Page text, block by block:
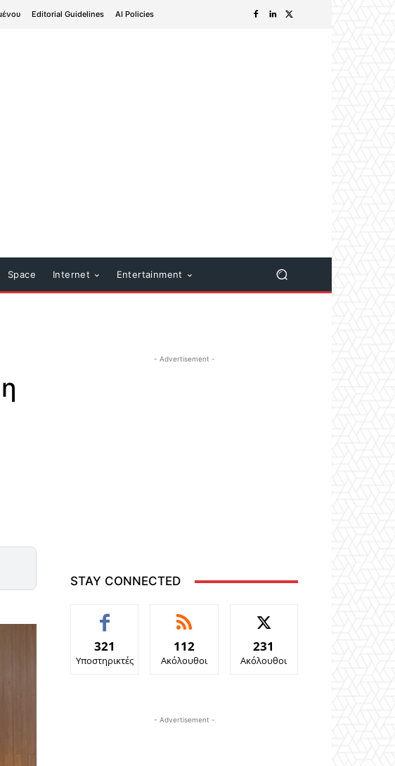
Editorial Guidelines AI Policies
Space Internet Entertainment
- Advertisement -
STAY CONNECTED
321
Υποστηρικτές
112
Ακόλουθοι
231
Ακόλουθοι
- Advertisement -